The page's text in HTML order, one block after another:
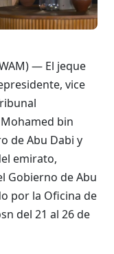
— El jeque
vice
bin
de Abu Dabi y
emirato,
Gobierno de Abu
por la Oficina de
del 21 al 26 de